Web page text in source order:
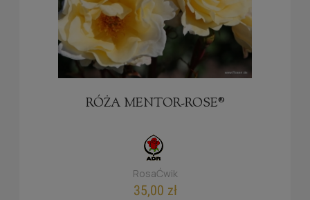
RÓŻA MENTOR-ROSE®
RosaĆwik
35,00 zł